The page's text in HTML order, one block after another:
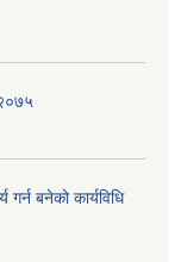
बनेको कार्यविधि